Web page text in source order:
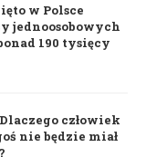
w Polsce
jednoosobowych
190 tysięcy
człowiek
nie będzie miał